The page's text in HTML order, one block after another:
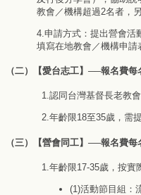
教會／機構超過2名者，
4.申請方式：提出營會活
填寫在地教會／機構申
（二）【愛台志工】──報名費
1.認同台灣基督長老教
2.年齡限18至35歲，需
（三）【營會同工】──報名費每
1.年齡限17-35歲，按實
(1)活動節目組：